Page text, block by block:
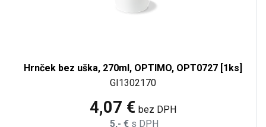
Hrnček bez uška, 270ml, OPTIMO, OPT0727 [1ks]
GI1302170
4,07 € bez DPH
5,- € s DPH